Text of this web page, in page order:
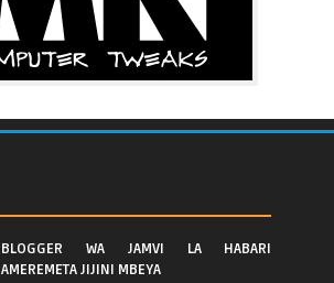
BLOGGER WA JAMVI LA HABARI
AMEREMETA JIJINI MBEYA